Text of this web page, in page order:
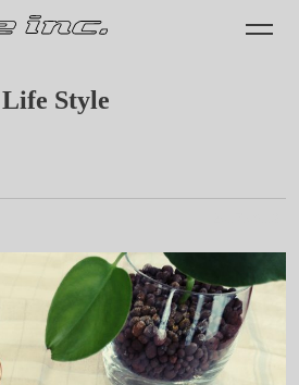
Life Style